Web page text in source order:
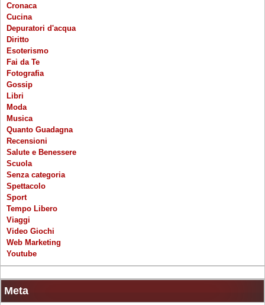
Cronaca
Cucina
Depuratori d'acqua
Diritto
Esoterismo
Fai da Te
Fotografia
Gossip
Libri
Moda
Musica
Quanto Guadagna
Recensioni
Salute e Benessere
Scuola
Senza categoria
Spettacolo
Sport
Tempo Libero
Viaggi
Video Giochi
Web Marketing
Youtube
Meta